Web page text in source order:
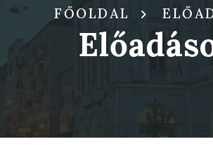
FŐOLDAL